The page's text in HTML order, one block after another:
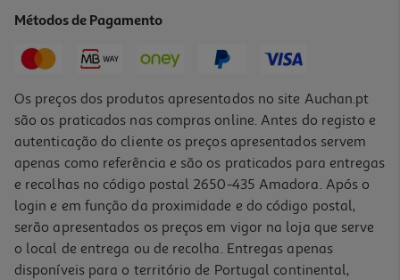
Métodos de Pagamento
Os preços dos produtos apresentados no site Auchan.pt
são os praticados nas compras online. Antes do registo e
autenticação do cliente os preços apresentados servem
apenas como referência e são os praticados para entregas
e recolhas no código postal 2650-435 Amadora. Após o
login e em função da proximidade e do código postal,
serão apresentados os preços em vigor na loja que serve
o local de entrega ou de recolha. Entregas apenas
disponíveis para o território de Portugal continental,